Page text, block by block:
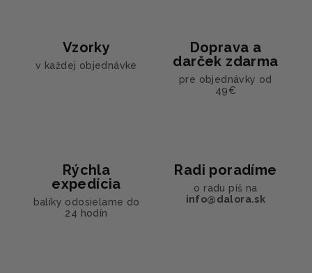
Vzorky
v každej objednávke
Doprava a
darček zdarma
pre objednávky od
49€
Rýchla
expedícia
balíky odosielame do
24 hodín
Radi poradíme
o radu píš na
info@dalora.sk